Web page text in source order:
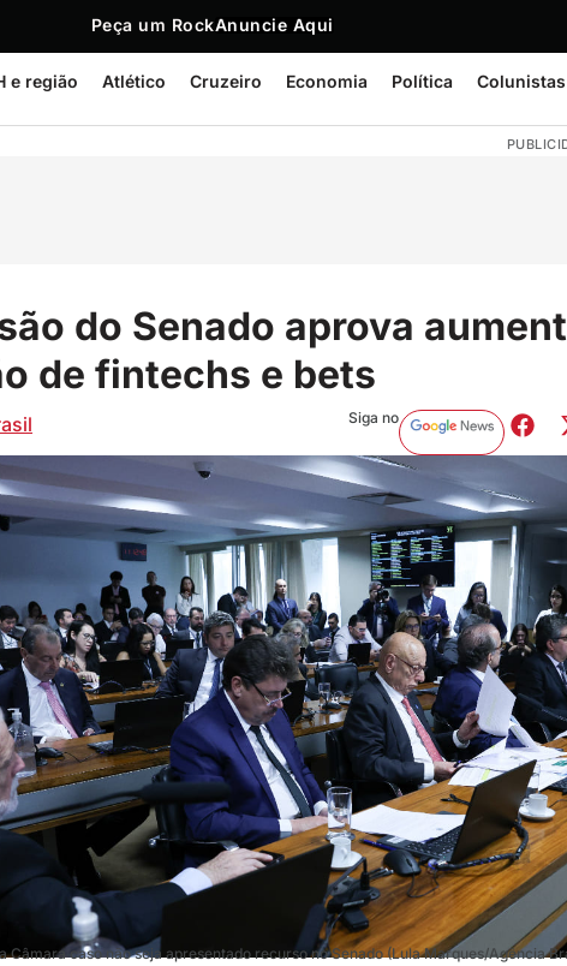
Peça um RockAnuncie Aqui
e região Atlético Cruzeiro Economia Política Colunistas
do Senado aprova
de fintechs e bets
Siga no
Câmara caso não seja apresentado recurso no Senado (Lula Marques/Agência